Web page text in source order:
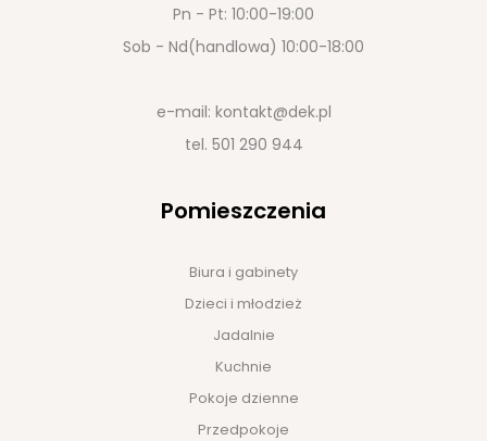
Pn - Pt: 10:00-19:00
Sob - Nd(handlowa) 10:00-18:00
e-mail: kontakt@dek.pl
tel. 501 290 944
Pomieszczenia
Biura i gabinety
Dzieci i młodzież
Jadalnie
Kuchnie
Pokoje dzienne
Przedpokoje